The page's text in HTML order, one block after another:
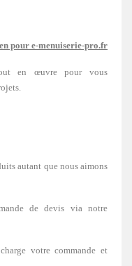
pour e-menuiserie-pro.fr
en œuvre pour vous
autant que nous aimons
de devis via notre
votre commande et